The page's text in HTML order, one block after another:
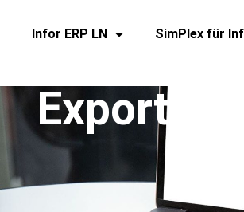
Infor ERP LN SimPlex für